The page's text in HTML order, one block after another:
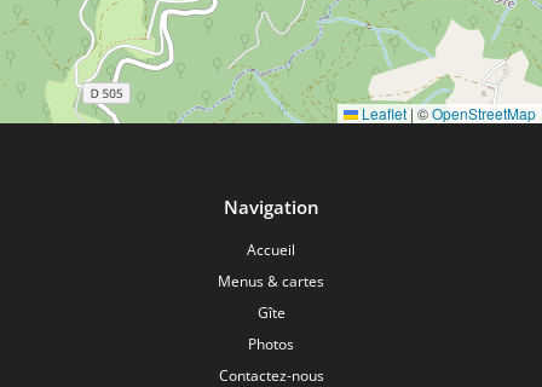
Leaflet | ©OpenStreetMap
Navigation
Accueil
Menus & cartes
Gîte
Photos
Contactez-nous